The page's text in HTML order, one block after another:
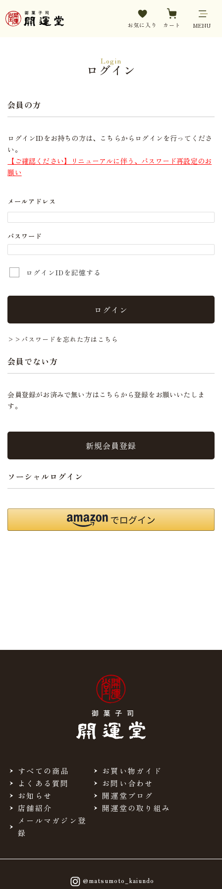
お気に入り カート MENU
Login
ログイン
会員の方
ログインIDをお持ちの方は、こちらからログインを行ってくださ
い。
【ご確認ください】リニューアルに伴う、パスワード再設定のお
願い
メールアドレス
パスワード
ログインIDを記憶する
ログイン
>>パスワードを忘れた方はこちら
会員でない方
会員登録がお済みで無い方はこちらから登録をお願いいたしま
す。
新規会員登録
ソーシャルログイン
すべての商品
お買い物ガイド
よくある質問
お問い合わせ
お知らせ
開運堂ブログ
店舗紹介
開運堂の取り組み
メールマガジン登
録
@matsumoto_kaiundo